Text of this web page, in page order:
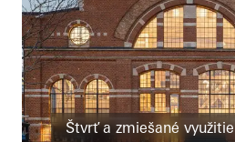
Štvrť a zmiešané využitie